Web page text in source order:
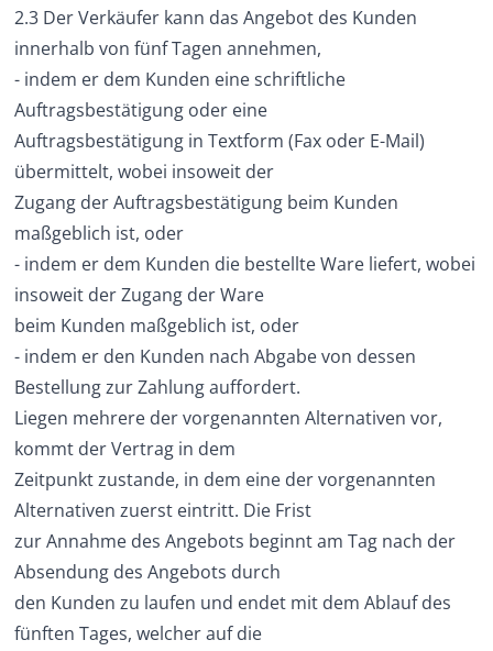
2.3 Der Verkäufer kann das Angebot des Kunden
innerhalb von fünf Tagen annehmen,
- indem er dem Kunden eine schriftliche
Auftragsbestätigung oder eine
Auftragsbestätigung in Textform (Fax oder E-Mail)
übermittelt, wobei insoweit der
Zugang der Auftragsbestätigung beim Kunden
maßgeblich ist, oder
- indem er dem Kunden die bestellte Ware liefert, wobei
insoweit der Zugang der Ware
beim Kunden maßgeblich ist, oder
- indem er den Kunden nach Abgabe von dessen
Bestellung zur Zahlung auffordert.
Liegen mehrere der vorgenannten Alternativen vor,
kommt der Vertrag in dem
Zeitpunkt zustande, in dem eine der vorgenannten
Alternativen zuerst eintritt. Die Frist
zur Annahme des Angebots beginnt am Tag nach der
Absendung des Angebots durch
den Kunden zu laufen und endet mit dem Ablauf des
fünften Tages, welcher auf die